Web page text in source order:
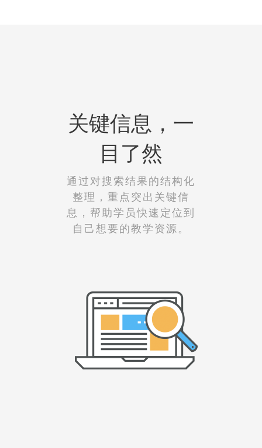
关键信息，一
目了然
通过对搜索结果的结构化
整理，重点突出关键信
息，帮助学员快速定位到
自己想要的教学资源。